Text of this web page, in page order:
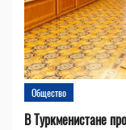
Общество
В Туркменистане